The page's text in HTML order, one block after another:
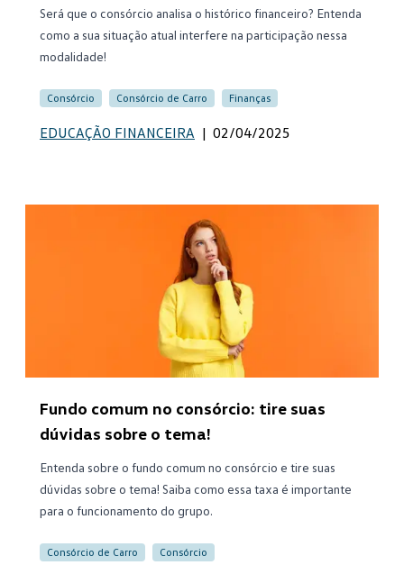
Será que o consórcio analisa o histórico financeiro? Entenda
como a sua situação atual interfere na participação nessa
modalidade!
Consórcio Consórcio de Carro Finanças
EDUCAÇÃO FINANCEIRA | 02/04/2025
Fundo comum no consórcio: tire suas
dúvidas sobre o tema!
Entenda sobre o fundo comum no consórcio e tire suas
dúvidas sobre o tema! Saiba como essa taxa é importante
para o funcionamento do grupo.
Consórcio de Carro Consórcio